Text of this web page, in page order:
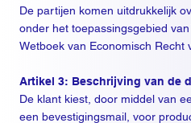
De partijen komen uitdrukkelijk
onder het toepassingsgebied
Wetboek van Economisch Recht
Artikel 3: Beschrijving van de
De klant kiest, door middel van
een bevestigingsmail, voor